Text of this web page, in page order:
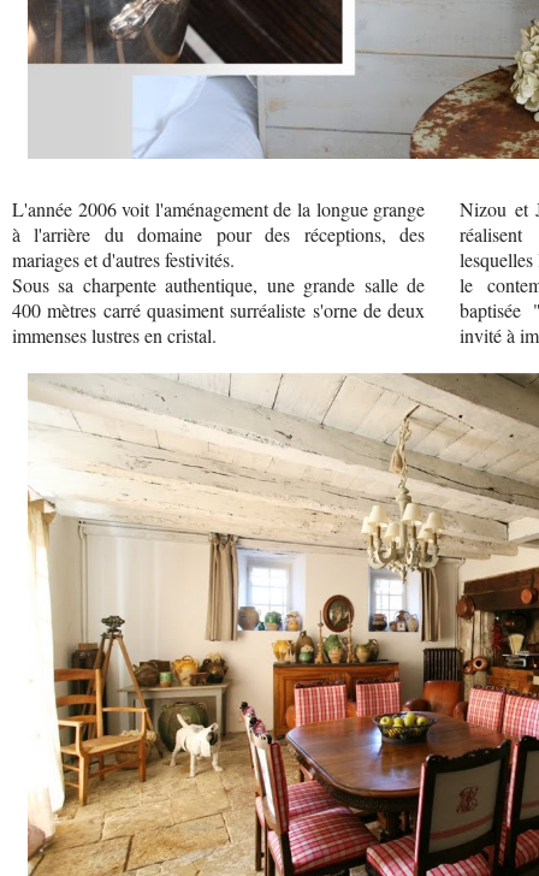
L'année 2006 voit l'aménagement de la longue grange
à l'arrière du domaine pour des réceptions, des
mariages et d'autres festivités.
Sous sa charpente authentique, une grande salle de
400 mètres carré quasiment surréaliste s'orne de deux
immenses lustres en cristal.
Nizou et
le
baptisée
invité à